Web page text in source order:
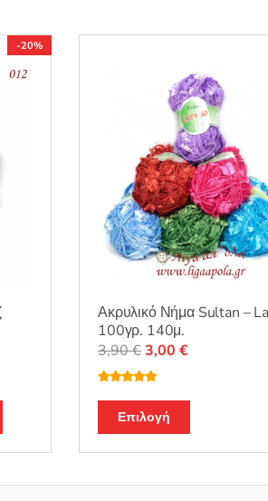
-20%
Ακρυλικό Νήμα Sultan –
100γρ. 140μ.
θηκε με5.00
από 5
3,90€Original
price
3,90 €.
3,00 €Η
3,00 €.
Επιλογή
το
προϊόν